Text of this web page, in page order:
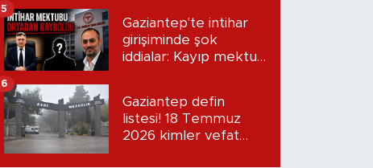
Gaziantep'te intihar
girişiminde şok
iddialar: Kayıp mektup
5
Gaziantep defin
listesi! 18 Temmuz
2026 kimler vefat
6